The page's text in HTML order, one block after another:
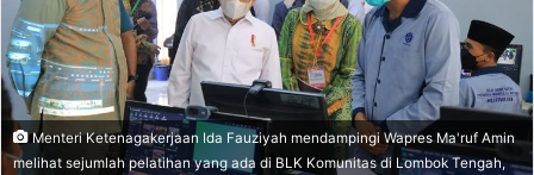
Menteri Ketenagakerjaan Ida Fauziyah mendampingi Wapres Ma'ruf Amin
melihat sejumlah pelatihan yang ada di BLK Komunitas di Lombok Tengah,